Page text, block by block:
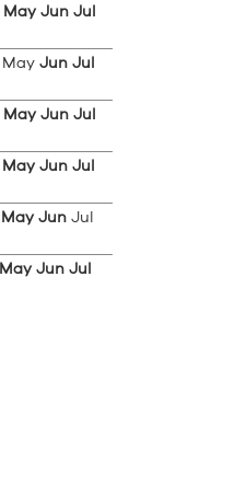
May Jun Jul
May Jun Jul
May Jun Jul
May Jun Jul
May Jun Jul
May Jun Jul